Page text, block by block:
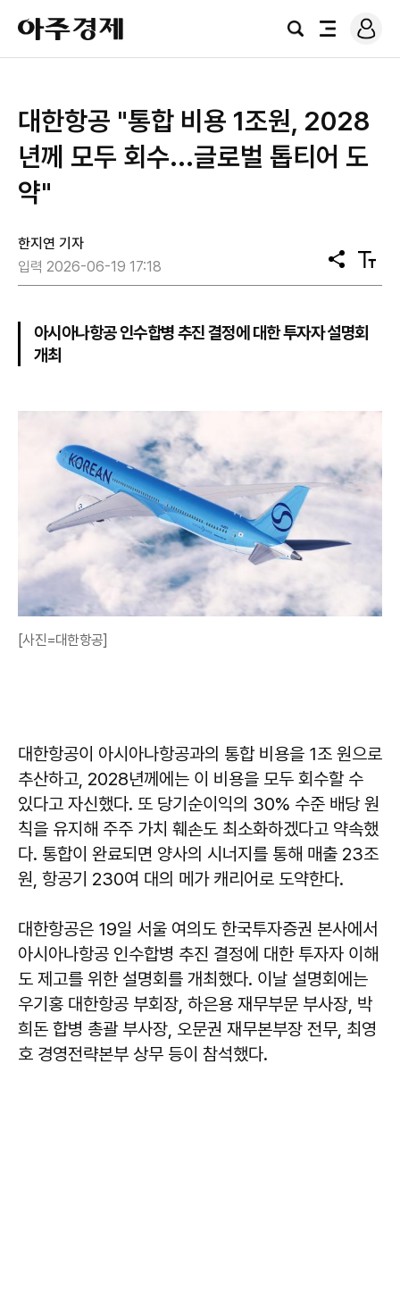
아
주
경
검
전
로
그
대한항공 "통합 비용 1조원, 2028
년께 모두 회수...글로벌 톱티어 도
약"
한지연 기자
입력 2026-06-19 17:18
공
유
텍
스
기
아시아나항공 인수합병 추진 결정에 대한 투자자 설명회
개최
[사진=대한항공]
대한항공이 아시아나항공과의 통합 비용을 1조 원으로
추산하고, 2028년께에는 이 비용을 모두 회수할 수
있다고 자신했다. 또 당기순이익의 30% 수준 배당 원
칙을 유지해 주주 가치 훼손도 최소화하겠다고 약속했
다. 통합이 완료되면 양사의 시너지를 통해 매출 23조
원, 항공기 230여 대의 메가 캐리어로 도약한다.
대한항공은 19일 서울 여의도 한국투자증권 본사에서
아시아나항공 인수합병 추진 결정에 대한 투자자 이해
도 제고를 위한 설명회를 개최했다. 이날 설명회에는
우기홍 대한항공 부회장, 하은용 재무부문 부사장, 박
희돈 합병 총괄 부사장, 오문권 재무본부장 전무, 최영
호 경영전략본부 상무 등이 참석했다.